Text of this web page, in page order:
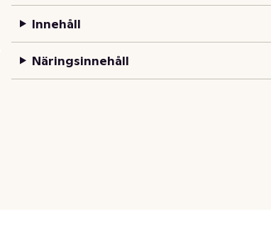
Innehåll
Näringsinnehåll